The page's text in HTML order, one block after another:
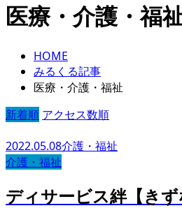
医療・介護・福
HOME
みるくる記事
医療・介護・福祉
新着順 アクセス数順
2022.05.08介護・福祉
介護・福祉
ディサービス絆【き